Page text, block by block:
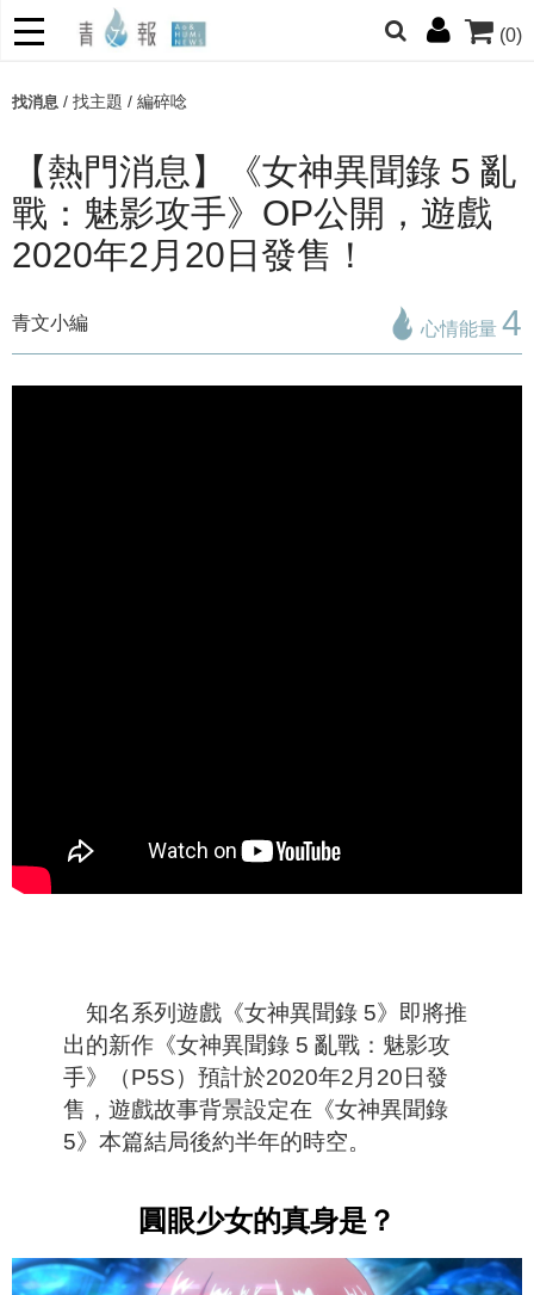
(0)
找消息 / 找主題 / 編碎唸
【熱門消息】《女神異聞錄 5 亂
戰：魅影攻手》OP公開，遊戲
2020年2月20日發售！
青文小編 心情能量 4
知名系列遊戲《女神異聞錄 5》即將推
出的新作《女神異聞錄 5 亂戰：魅影攻
手》（P5S）預計於2020年2月20日發
售， 遊戲故事背景設定在《女神異聞錄
5》本篇結局後約半年的時空。
圓眼少女的真身是？